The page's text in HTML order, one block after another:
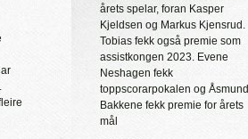
årets spelar, foran Kasper
Kjeldsen og Markus Kjensrud.
Tobias fekk også premie som
assistkongen 2023. Evene
Neshagen fekk
toppscorarpokalen og Åsmund
Bakkene fekk premie for årets
mål